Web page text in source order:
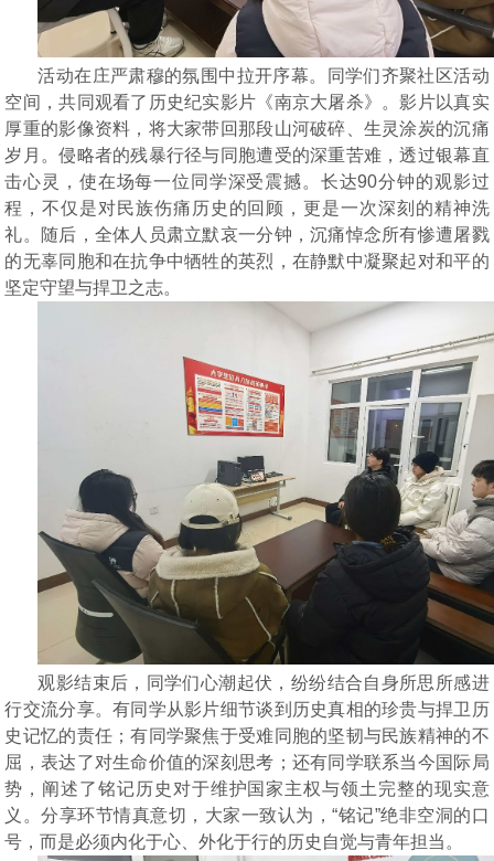
活动在庄严肃穆的氛围中拉开序幕。同学们齐聚社区活动
空间，共同观看了历史纪实影片《南京大屠杀》。影片以真实
厚重的影像资料，将大家带回那段山河破碎、生灵涂炭的沉痛
岁月。侵略者的残暴行径与同胞遭受的深重苦难，透过银幕直
击心灵，使在场每一位同学深受震撼。长达90分钟的观影过
程，不仅是对民族伤痛历史的回顾，更是一次深刻的精神洗
礼。随后，全体人员肃立默哀一分钟，沉痛悼念所有惨遭屠戮
的无辜同胞和在抗争中牺牲的英烈，在静默中凝聚起对和平的
坚定守望与捍卫之志。
观影结束后，同学们心潮起伏，纷纷结合自身所思所感进
行交流分享。有同学从影片细节谈到历史真相的珍贵与捍卫历
史记忆的责任；有同学聚焦于受难同胞的坚韧与民族精神的不
屈，表达了对生命价值的深刻思考；还有同学联系当今国际局
势，阐述了铭记历史对于维护国家主权与领土完整的现实意
义。分享环节情真意切，大家一致认为，“铭记”绝非空洞的口
号，而是必须内化于心、外化于行的历史自觉与青年担当。